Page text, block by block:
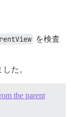
を検査
た。
the parent